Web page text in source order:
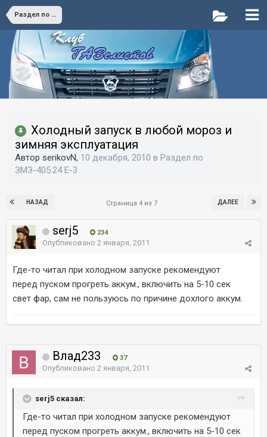
Раздел по ЗМЗ-405.24 E-3
Холодный запуск в любой мороз и
зимняя эксплуатация
Автор serikovN, 10 декабря, 2010 в Раздел по
ЗМЗ-405.24 E-3
НАЗАД ДАЛЕЕ
Страница 4 из 7
serj5 234
Опубликовано 2 января, 2011
Где-то читал при холодном запуске рекомендуют
перед пуском прогреть аккум., включить на 5-10 сек
свет фар, сам не пользуюсь по причине дохлого аккум.
Влад233 37
Опубликовано 2 января, 2011
serj5 сказал:
Где-то читал при холодном запуске рекомендуют
перед пуском прогреть аккум., включить на 5-10 сек